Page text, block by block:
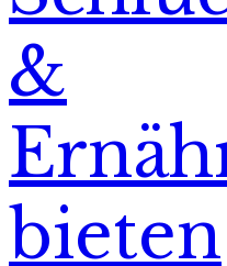
&
bieten